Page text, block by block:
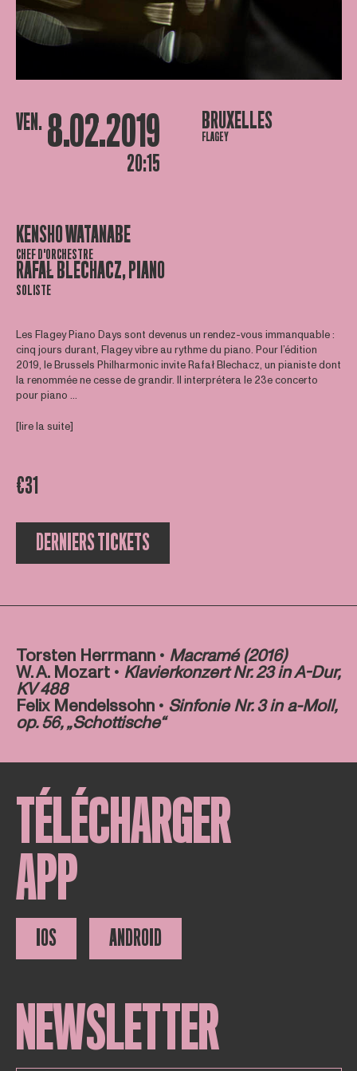
VEN. 8.02.2019
20:15
BRUXELLES
FLAGEY
KENSHO WATANABE
CHEF D'ORCHESTRE
RAFAŁ BLECHACZ, PIANO
SOLISTE
Les Flagey Piano Days sont devenus un rendez-vous immanquable :
cinq jours durant, Flagey vibre au rythme du piano. Pour l’édition
2019, le Brussels Philharmonic invite Rafał Blechacz, un pianiste dont
la renommée ne cesse de grandir. Il interprétera le 23e concerto
pour piano ...
[lire la suite]
€31
DERNIERS TICKETS
Torsten Herrmann • Macramé (2016)
W. A. Mozart • Klavierkonzert Nr. 23 in A-Dur,
KV 488
Felix Mendelssohn • Sinfonie Nr. 3 in a-Moll,
op. 56, „Schottische“
TÉLÉCHARGER
APP
IOS ANDROID
NEWSLETTER